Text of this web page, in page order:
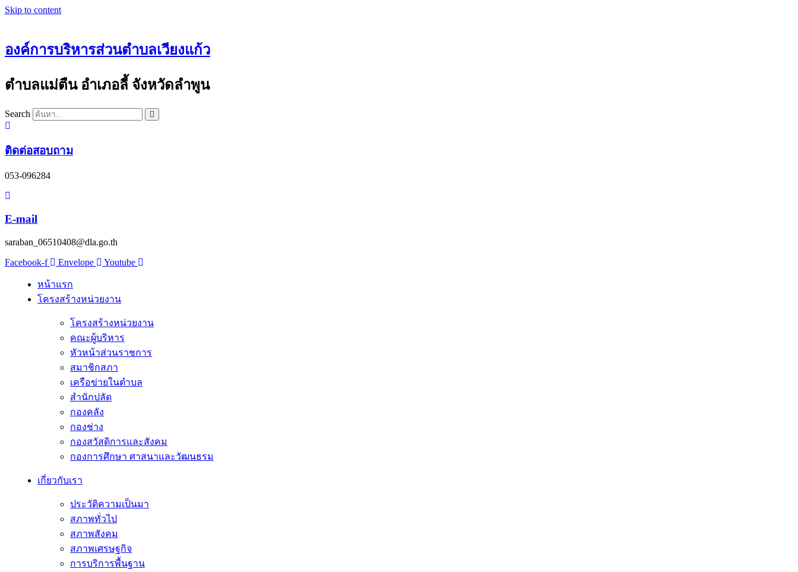
Skip to content
องค์การบริหารส่วนตำบลเวียงแก้ว
ตำบลแม่ตืน อำเภอลี้ จังหวัดลำพูน
Search
ติดต่อสอบถาม
053-096284
E-mail
saraban_06510408@dla.go.th
Facebook-f
Envelope Youtube
หน้าแรก
โครงสร้างหน่วยงาน
โครงสร้างหน่วยงาน
คณะผู้บริหาร
หัวหน้าส่วนราชการ
สมาชิกสภา
เครือข่ายในตำบล
สำนักปลัด
กองคลัง
กองช่าง
กองสวัสดิการและสังคม
กองการศึกษา ศาสนาและวัฒนธรม
เกี่ยวกับเรา
ประวัติความเป็นมา
สภาพทั่วไป
สภาพสังคม
สภาพเศรษฐกิจ
การบริการพื้นฐาน